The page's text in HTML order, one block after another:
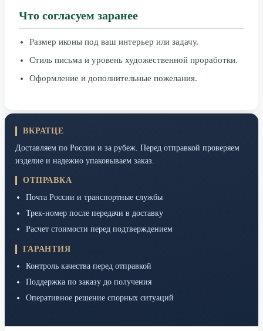
Что согласуем заранее
Размер иконы под ваш интерьер или задачу.
Стиль письма и уровень художественной проработки.
Оформление и дополнительные пожелания.
ВКРАТЦЕ
Доставляем по России и за рубеж. Перед отправкой проверяем
изделие и надежно упаковываем заказ.
ОТПРАВКА
Почта России и транспортные службы
Трек-номер после передачи в доставку
Расчет стоимости перед подтверждением
ГАРАНТИЯ
Контроль качества перед отправкой
Поддержка по заказу до получения
Оперативное решение спорных ситуаций